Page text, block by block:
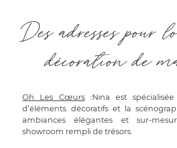
Des adresses pour
décoration de
Oh Les Cœurs:Nina est
d’éléments décoratifs et la
ambiances élégantes et sur-
showroom rempli de trésors.